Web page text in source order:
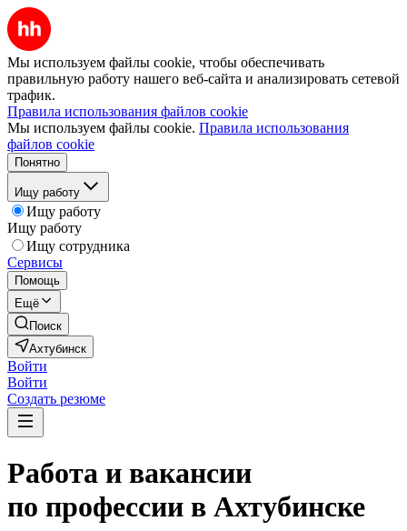
Мы используем файлы cookie, чтобы обеспечивать
правильную работу нашего веб-сайта и анализировать сетевой
трафик.
Правила использования файлов cookie
Мы используем файлы cookie. Правила использования
файлов cookie
Понятно
Ищу работу
Ищу работу
Ищу работу
Ищу сотрудника
Сервисы
Помощь
Ещё
Поиск
Ахтубинск
Войти
Войти
Создать резюме
Работа и вакансии
по профессии в Ахтубинске